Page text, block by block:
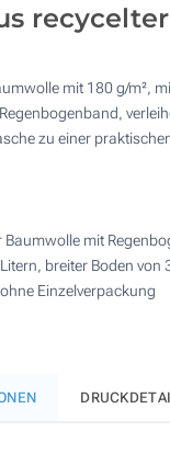
mit 180 g/m²,
zu einer
mit
breiter Boden von
Einzelverpackung